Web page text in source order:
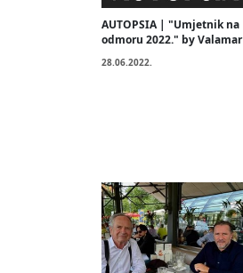
AUTOPSIA | "Umjetnik na
odmoru 2022." by Valamar
28.06.2022.